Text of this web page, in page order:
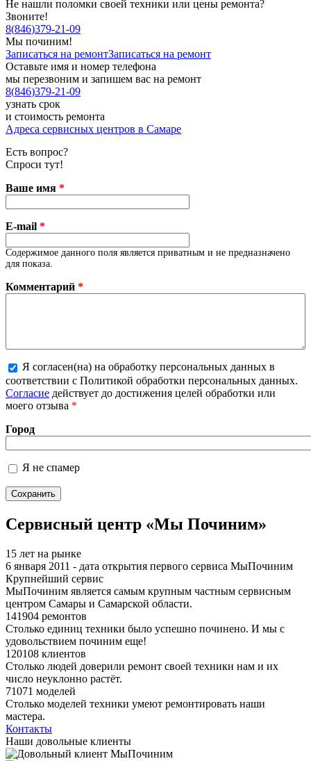
Не нашли поломки своей техники или цены ремонта?
Звоните!
8(846)379-21-09
Мы починим!
Записаться на ремонтЗаписаться на ремонт
Оставьте имя и номер телефона
мы перезвоним и запишем вас на ремонт
8(846)379-21-09
узнать срок
и стоимость ремонта
Адреса сервисных центров в Самаре
Есть вопрос?
Спроси тут!
Ваше имя *
E-mail *
Содержимое данного поля является приватным и не предназначено
для показа.
Комментарий *
Более подробная информация о текстовых
форматах
Я согласен(на) на обработку персональных данных в
соответствии с Политикой обработки персональных данных.
Согласие действует до достижения целей обработки или
моего отзыва *
Город
Я не спамер
Я спамер
Сервисный центр «Мы Починим»
15 лет на рынке
6 января 2011 - дата открытия первого сервиса МыПочиним
Крупнейший сервис
МыПочиним является самым крупным частным сервисным
центром Самары и Самарской области.
141904 ремонтов
Столько единиц техники было успешно починено. И мы с
удовольствием починим еще!
120108 клиентов
Столько людей доверили ремонт своей техники нам и их
число неуклонно растёт.
71071 моделей
Столько моделей техники умеют ремонтировать наши
мастера.
Контакты
Наши довольные клиенты